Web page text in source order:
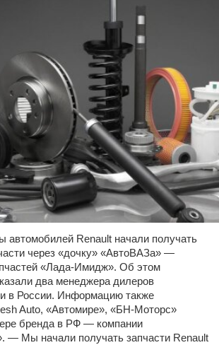
автомобилей Renault начали получать
через «дочку» «АвтоВАЗа» —
«Лада-Имидж». Об этом
два менеджера дилеров
в России. Информацию также
Auto, «Автомире», «БН-Моторс»
бренда в РФ — компании
— Мы начали получать запчасти Renault